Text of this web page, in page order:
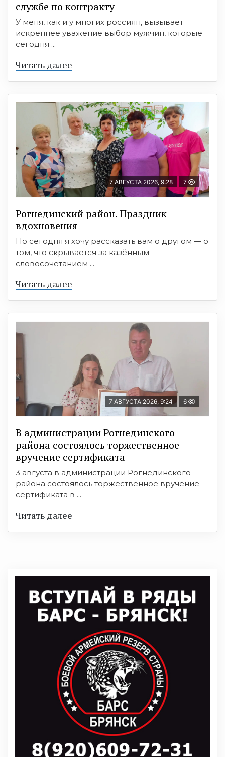
службе по контракту
У меня, как и у многих россиян, вызывает
искреннее уважение выбор мужчин, которые
сегодня ...
Читать далее
7 АВГУСТА 2026, 9:28 7
Рогнединский район. Праздник
вдохновения
Но сегодня я хочу рассказать вам о другом — о
том, что скрывается за казённым
словосочетанием ...
Читать далее
7 АВГУСТА 2026, 9:24 6
В администрации Рогнединского
района состоялось торжественное
вручение сертификата
3 августа в администрации Рогнединского
района состоялось торжественное вручение
сертификата в ...
Читать далее